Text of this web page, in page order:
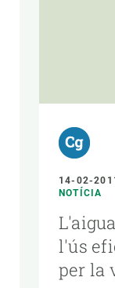
14-02-
NOTÍCIA
l'ús
per la